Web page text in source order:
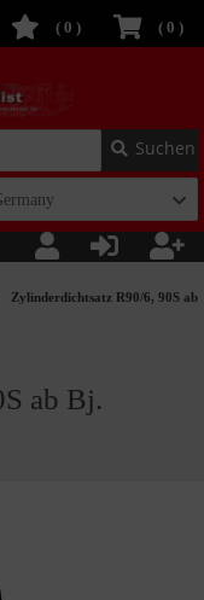
( 0 )
( 0 )
Suchen
Zylinderdichtsatz R90/6, 90S ab
ab Bj.